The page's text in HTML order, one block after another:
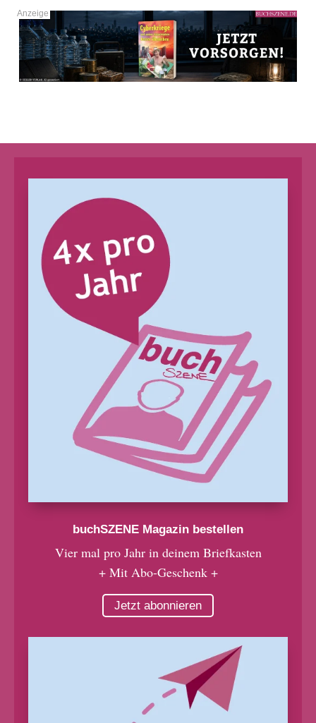
buchSZENE Magazin bestellen
Vier mal pro Jahr in deinem Briefkasten
+ Mit Abo-Geschenk +
Jetzt abonnieren